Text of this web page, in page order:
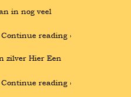
in nog veel
Continue reading ›
zilver Hier Een
Continue reading ›